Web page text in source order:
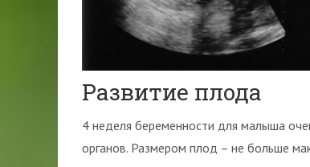
Развитие плода
4 неделя беременности для малыша
органов. Размером плод – не больше